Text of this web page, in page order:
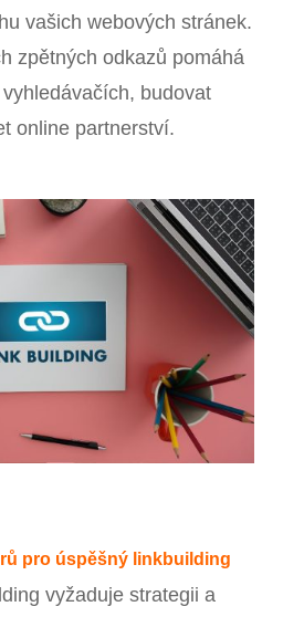
vašich webových stránek.
zpětných odkazů pomáhá
budovat
online partnerství.
pro úspěšný linkbuilding
vyžaduje strategii a